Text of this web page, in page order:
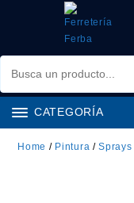
CATEGORÍA
Home / Pintura /Sprays